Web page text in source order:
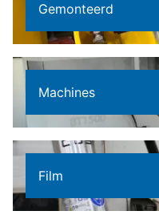
Gemonteerd
Machines
Film